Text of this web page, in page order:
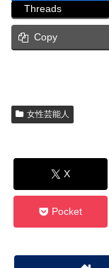
Threads
Copy
女性芸能人
X
Pocket